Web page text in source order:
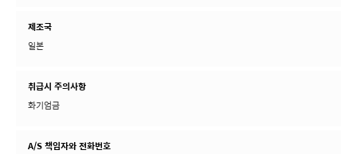
제조국
일본
취급시 주의사항
화기엄금
A/S 책임자와 전화번호